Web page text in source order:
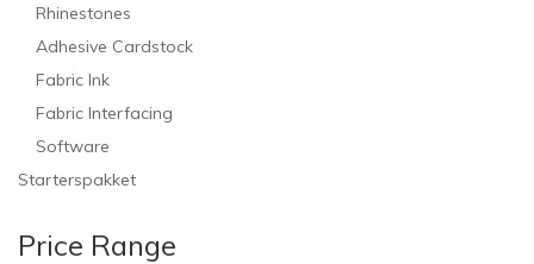
Rhinestones
Adhesive Cardstock
Fabric Ink
Fabric Interfacing
Software
Starterspakket
Price Range